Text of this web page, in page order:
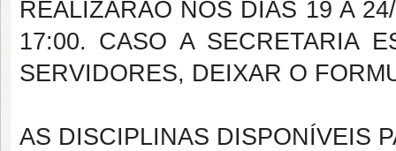
REALIZARÃO NOS DIAS 19 A
17:00. CASO A SECRETARIA
SERVIDORES, DEIXAR O
AS DISCIPLINAS DISPONÍVEIS